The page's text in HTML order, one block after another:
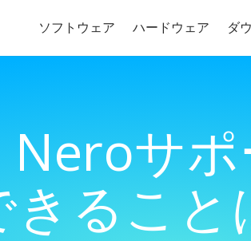
ソフトウェア ハードウェア ダ
Neroサポ
ること